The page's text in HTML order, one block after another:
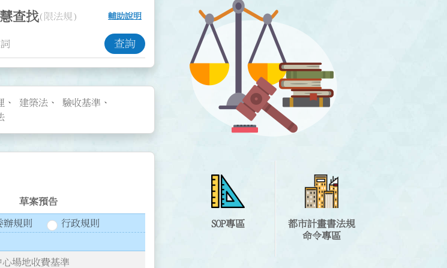
查找(限法規) 輔助說明
查詢
建築法
驗收基準
辦規則
行政規則
場地收費基準
草案預告
法律天秤與法槌圖示
SOP專區
都市計畫書法規
命令專區